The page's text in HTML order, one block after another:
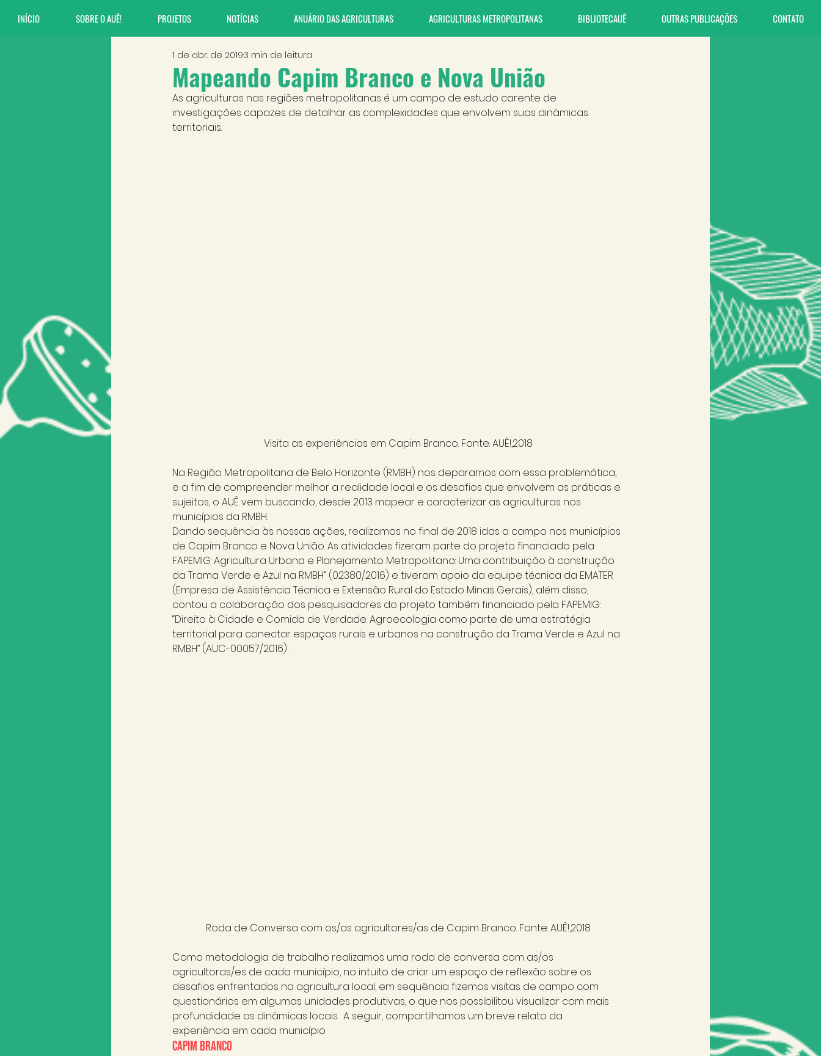
INÍCIO SOBRE O AUÊ! PROJETOS NOTÍCIAS ANUÁRIO DAS AGRICULTURAS AGRICULTURAS METROPOLITANAS BIBLIOTECAUÊ OUTRAS PUBLICAÇÕES CONTATO
Mapeando Capim Branco e Nova União
1 de abr. de 20193 min de leitura
As agriculturas nas regiões metropolitanas é um campo de estudo carente de
investigações capazes de detalhar as complexidades que envolvem suas dinâmicas
territoriais.
Visita as experiências em Capim Branco. Fonte: AUÊ!,2018
Na Região Metropolitana de Belo Horizonte (RMBH) nos deparamos com essa problemática,
e a fim de compreender melhor a realidade local e os desafios que envolvem as práticas e
sujeitos, o AUÊ vem buscando, desde 2013 mapear e caracterizar as agriculturas nos
municípios da RMBH.
Dando sequência às nossas ações, realizamos no final de 2018 idas a campo nos municípios
de Capim Branco e Nova União. As atividades fizeram parte do projeto financiado pela
FAPEMIG: Agricultura Urbana e Planejamento Metropolitano: Uma contribuição à construção
da Trama Verde e Azul na RMBH” (02380/2016) e tiveram apoio da equipe técnica da EMATER
(Empresa de Assistência Técnica e Extensão Rural do Estado Minas Gerais), além disso,
contou a colaboração dos pesquisadores do projeto também financiado pela FAPEMIG:
“Direito à Cidade e Comida de Verdade: Agroecologia como parte de uma estratégia
territorial para conectar espaços rurais e urbanos na construção da Trama Verde e Azul na
RMBH” (AUC-00057/2016) .
Roda de Conversa com os/as agricultores/as de Capim Branco. Fonte: AUÊ!,2018
Como metodologia de trabalho realizamos uma roda de conversa com as/os
agricultoras/es de cada município, no intuito de criar um espaço de reflexão sobre os
desafios enfrentados na agricultura local, em sequência fizemos visitas de campo com
questionários em algumas unidades produtivas, o que nos possibilitou visualizar com mais
profundidade as dinâmicas locais.  A seguir, compartilhamos um breve relato da
experiência em cada município.
Capim Branco